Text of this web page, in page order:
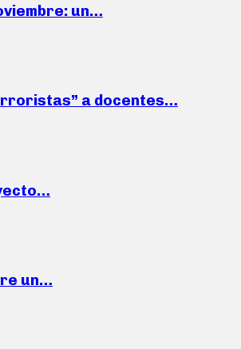
un…
a docentes…
un…